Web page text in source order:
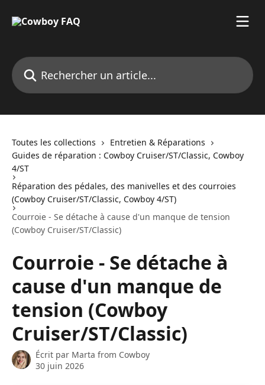
Rechercher un article...
Toutes les collections
Entretien & Réparations
Guides de réparation : Cowboy Cruiser/ST/Classic, Cowboy
4/ST
Réparation des pédales, des manivelles et des courroies
(Cowboy Cruiser/ST/Classic, Cowboy 4/ST)
Courroie - Se détache à cause d'un manque de tension
(Cowboy Cruiser/ST/Classic)
Courroie - Se détache à
cause d'un manque de
tension (Cowboy
Cruiser/ST/Classic)
Écrit par Marta from Cowboy
30 juin 2026